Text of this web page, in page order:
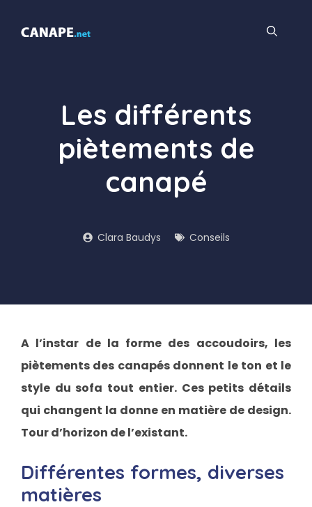
contenu
Les différents
piètements de
canapé
Clara Baudys Conseils
A l’instar de la forme des accoudoirs, les
piètements des canapés donnent le ton et le
style du sofa tout entier. Ces petits détails
qui changent la donne en matière de design.
Tour d’horizon de l’existant.
Différentes formes, diverses
matières